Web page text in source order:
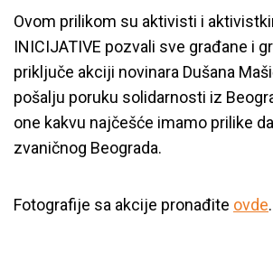
Ovom prilikom su aktivisti i
INICIJATIVE pozvali sve građane i
priključe akciji novinara Dušana
pošalju poruku solidarnosti iz
one kakvu najčešće imamo prilike
zvaničnog Beograda.
Fotografije sa akcije pronađite ovde.